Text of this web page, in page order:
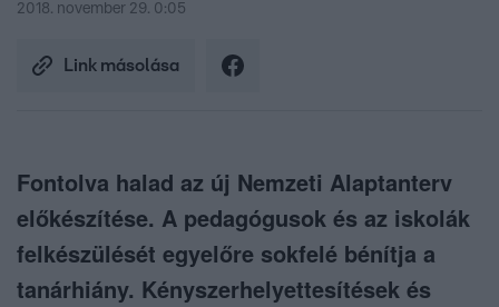
2018. november 29. 0:05
Link másolása
Fontolva halad az új Nemzeti Alaptanterv
előkészítése. A pedagógusok és az iskolák
felkészülését egyelőre sokfelé bénítja a
tanárhiány. Kényszerhelyettesítések és